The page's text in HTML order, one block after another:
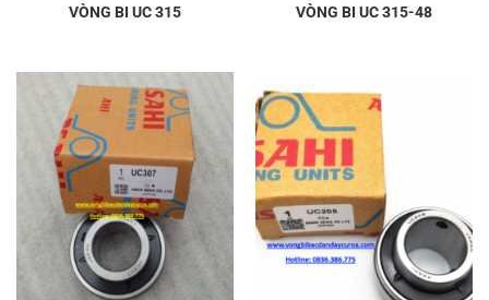
VÒNG BI UC 315 VÒNG BI UC 315-48